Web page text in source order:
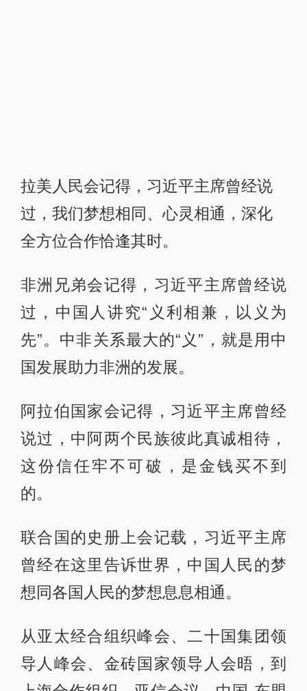
拉美人民会记得，习近平主席曾经说
过，我们梦想相同、心灵相通，深化
全方位合作恰逢其时。
非洲兄弟会记得，习近平主席曾经说
过，中国人讲究“义利相兼，以义为
先”。中非关系最大的“义”，就是用中
国发展助力非洲的发展。
阿拉伯国家会记得，习近平主席曾经
说过，中阿两个民族彼此真诚相待，
这份信任牢不可破，是金钱买不到
的。
联合国的史册上会记载，习近平主席
曾经在这里告诉世界，中国人民的梦
想同各国人民的梦想息息相通。
从亚太经合组织峰会、二十国集团领
导人峰会、金砖国家领导人会晤，到